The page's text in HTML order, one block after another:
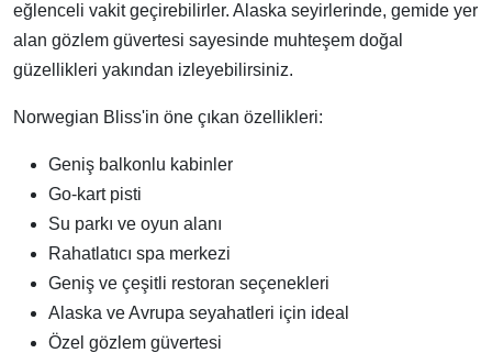
eğlenceli vakit geçirebilirler. Alaska seyirlerinde, gemide yer
alan gözlem güvertesi sayesinde muhteşem doğal
güzellikleri yakından izleyebilirsiniz.
Norwegian Bliss'in öne çıkan özellikleri:
Geniş balkonlu kabinler
Go-kart pisti
Su parkı ve oyun alanı
Rahatlatıcı spa merkezi
Geniş ve çeşitli restoran seçenekleri
Alaska ve Avrupa seyahatleri için ideal
Özel gözlem güvertesi